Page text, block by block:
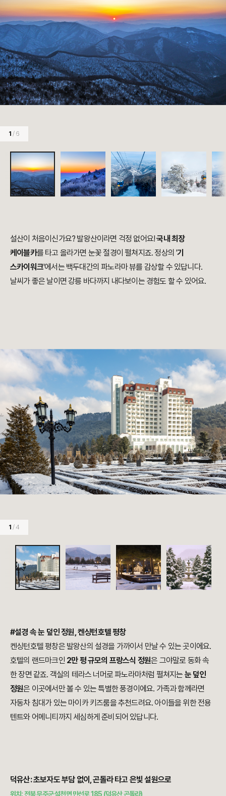
1 / 6
설산이 처음이신가요? 발왕산이라면 걱정 없어요!국내 최장
케이블카를 타고 올라가면 눈꽃 절경이 펼쳐지죠. 정상의 '기
스카이워크'에서는 백두대간의 파노라마 뷰를 감상할 수 있답니다.
날씨가 좋은 날이면 강릉 바다까지 내다보이는 경험도 할 수 있어요.
1 / 4
#설경 속 눈 덮인 정원, 켄싱턴호텔 평창
켄싱턴호텔 평창은 발왕산의 설경을 가까이서 만날 수 있는 곳이에요.
호텔의 랜드마크인 2만 평 규모의 프랑스식 정원은 그야말로 동화 속
한 장면 같죠. 객실의 테라스 너머로 파노라마처럼 펼쳐지는 눈 덮인
정원은 이곳에서만 볼 수 있는 특별한 풍경이에요. 가족과 함께라면
자동차 침대가 있는 마이카 키즈룸을 추천드려요. 아이들을 위한 전용
텐트와 어메니티까지 세심하게 준비되어 있답니다.
덕유산: 초보자도 부담 없이, 곤돌라 타고 은빛 설원으로
위치: 전북 무주군 설천면 만선로 185 (덕유산 곤돌라)